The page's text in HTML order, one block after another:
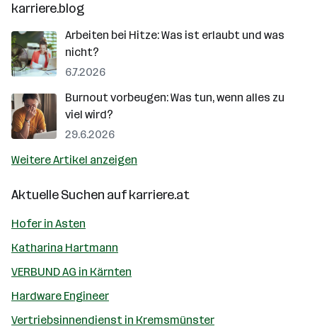
karriere.blog
Arbeiten bei Hitze: Was ist erlaubt und was
nicht?
6.7.2026
Burnout vorbeugen: Was tun, wenn alles zu
viel wird?
29.6.2026
Weitere Artikel anzeigen
Aktuelle Suchen aufkarriere.at
Hofer in Asten
Katharina Hartmann
VERBUND AG in Kärnten
Hardware Engineer
Vertriebsinnendienst in Kremsmünster